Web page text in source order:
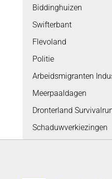
Biddinghuizen
Swifterbant
Flevoland
Politie
Arbeidsmigranten
Meerpaaldagen
Dronterland
Schaduwverkiezingen